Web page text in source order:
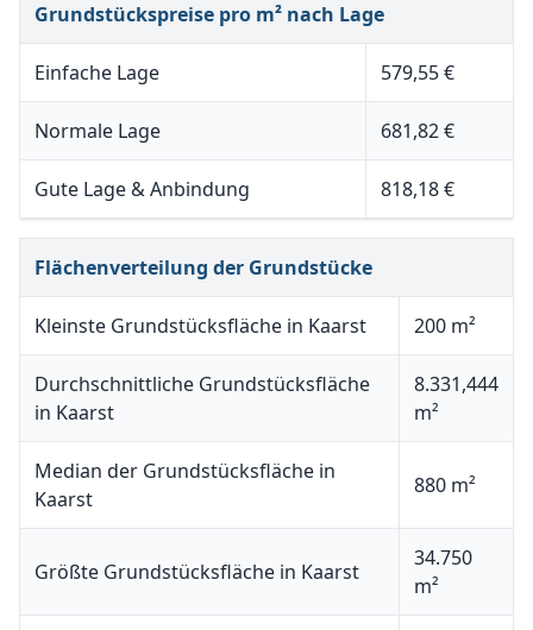
Grundstückspreise pro m² nach Lage
Einfache Lage 579,55 €
Normale Lage 681,82 €
Gute Lage & Anbindung 818,18 €
Flächenverteilung der Grundstücke
Kleinste Grundstücksfläche in Kaarst 200 m²
Durchschnittliche Grundstücksfläche
in Kaarst
8.331,444
m²
Median der Grundstücksfläche in
Kaarst
880 m²
Größte Grundstücksfläche in Kaarst
34.750
m²